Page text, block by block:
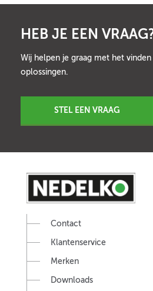
HEB JE EEN
Wij helpen je graag met het vinden
oplossingen.
STEL EEN VRAAG
Contact
Klantenservice
Merken
Downloads